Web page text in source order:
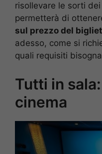
risollevare le sorti
permetterà di
sul prezzo del
adesso, come si
quali requisiti
Tutti in
cinema